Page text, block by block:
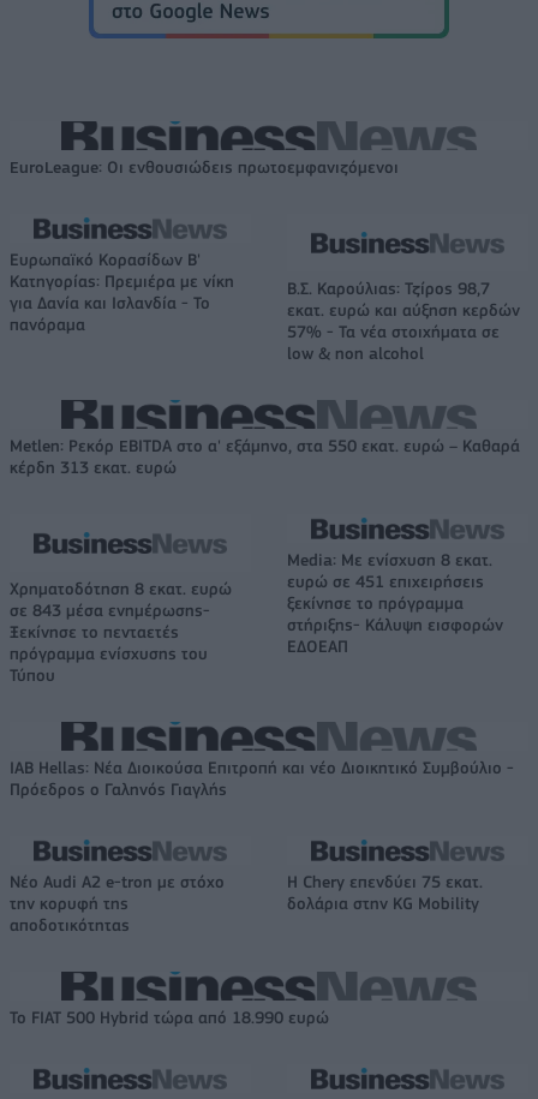
EuroLeague: Οι ενθουσιώδεις πρωτοεμφανιζόμενοι
Ευρωπαϊκό Κορασίδων Β'
Κατηγορίας: Πρεμιέρα με νίκη
για Δανία και Ισλανδία - Το
πανόραμα
Β.Σ. Καρούλιας: Τζίρος 98,7
εκατ. ευρώ και αύξηση κερδών
57% - Τα νέα στοιχήματα σε
low & non alcohol
Metlen: Ρεκόρ EBITDA στο α' εξάμηνο, στα 550 εκατ. ευρώ – Καθαρά
κέρδη 313 εκατ. ευρώ
Χρηματοδότηση 8 εκατ. ευρώ
σε 843 μέσα ενημέρωσης-
Ξεκίνησε το πενταετές
πρόγραμμα ενίσχυσης του
Τύπου
Media: Με ενίσχυση 8 εκατ.
ευρώ σε 451 επιχειρήσεις
ξεκίνησε το πρόγραμμα
στήριξης- Κάλυψη εισφορών
ΕΔΟΕΑΠ
IAB Hellas: Νέα Διοικούσα Επιτροπή και νέο Διοικητικό Συμβούλιο -
Πρόεδρος ο Γαληνός Γιαγλής
Νέο Audi A2 e-tron με στόχο
την κορυφή της
αποδοτικότητας
Η Chery επενδύει 75 εκατ.
δολάρια στην KG Mobility
Το FIAT 500 Hybrid τώρα από 18.990 ευρώ